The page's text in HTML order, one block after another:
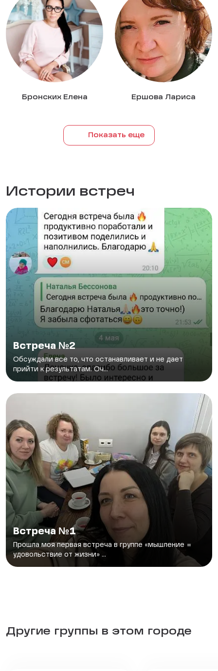
Бронских Елена Ершова Лариса
Показать еще
Истории встреч
Встреча №2
Обсуждали все то, что останавливает и не дает
прийти к результатам. Оч...
Встреча №1
Прошла моя первая встреча в группе «мышление =
удовольствие от жизни» ...
Другие группы в этом городе